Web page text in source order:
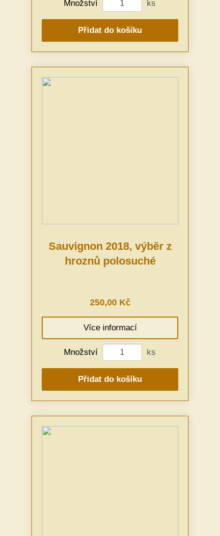
Množství ks
Přidat do košíku
Sauvignon 2018, výběr z
hroznů polosuché
250,00 Kč
Více informací
Množství ks
Přidat do košíku